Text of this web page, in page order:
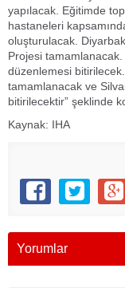
yapılacak. Eğitimde
hastaneleri
oluşturulacak.
Projesi tamamlanacak.
düzenlemesi
tamamlanacak ve
bitirilecektir” şeklinde
Kaynak: IHA
Yorumlar